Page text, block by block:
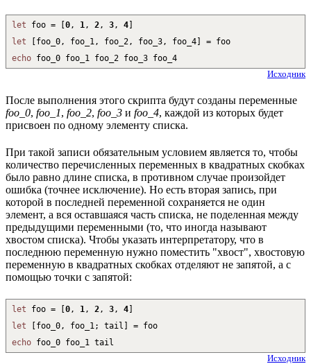
let foo = [0, 1, 2, 3, 4]
let
[foo_0, foo_1, foo_2, foo_3, foo_4]
= foo
echo foo_0 foo_1 foo_2 foo_3 foo_4
Исходник
После выполнения этого скрипта будут созданы переменные
foo_0, foo_1, foo_2, foo_3 и foo_4, каждой из которых будет
присвоен по одному элементу списка.
При такой записи обязательным условием является то, чтобы
количество перечисленных переменных в квадратных скобках
было равно длине списка, в противном случае произойдет
ошибка (точнее исключение). Но есть вторая запись, при
которой в последней переменной сохраняется не один
элемент, а вся оставшаяся часть списка, не поделенная между
предыдущими переменными (то, что иногда называют
хвостом списка). Чтобы указать интерпретатору, что в
последнюю переменную нужно поместить "хвост", хвостовую
переменную в квадратных скобках отделяют не запятой, а с
помощью точки с запятой:
let foo = [0 , 1 , 2 , 3 , 4]
let
[foo_0, foo_1; tail ]
= foo
echo foo_0 foo_1 tail
Исходник